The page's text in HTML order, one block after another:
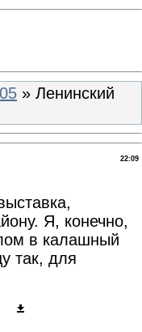
05 » Ленинский
22:09
Я, конечно,
в калашный
так, для